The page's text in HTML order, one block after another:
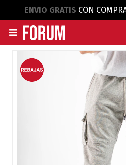
ENVIO GRATIS CON
